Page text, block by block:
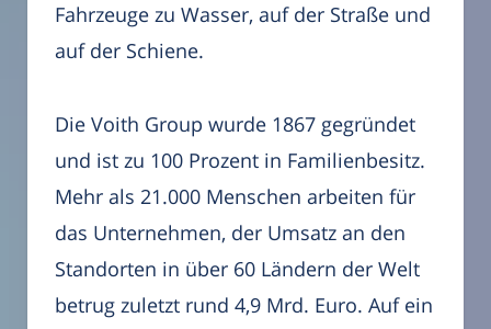
Fahrzeuge zu Wasser, auf der Straße und
auf der Schiene.
Die Voith Group wurde 1867 gegründet
und ist zu 100 Prozent in Familienbesitz.
Mehr als 21.000 Menschen arbeiten für
das Unternehmen, der Umsatz an den
Standorten in über 60 Ländern der Welt
betrug zuletzt rund 4,9 Mrd. Euro. Auf ein